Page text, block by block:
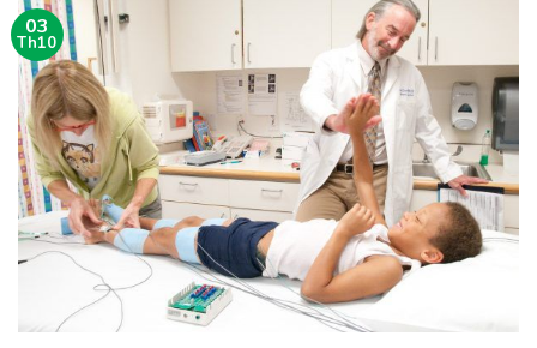
03
Th10